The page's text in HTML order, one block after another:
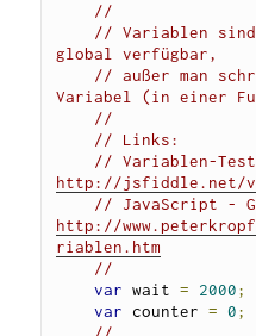
//
// Variablen
global verfügbar,
// außer man
Variabel (in einer
//
// Links:
http://jsfiddle.net/
http://
riablen.htm
//
var wait = 2000;
var counter = 0;